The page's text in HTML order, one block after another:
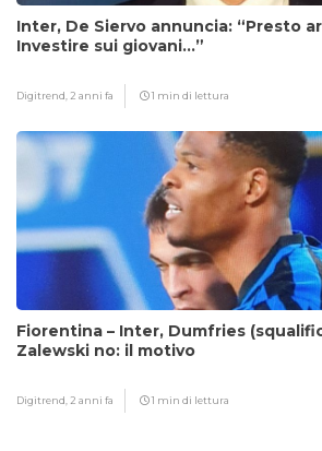
Inter, De Siervo annuncia: “Presto
Investire sui giovani…”
Digitrend, 2 anni fa 1 min di lettura
Fiorentina – Inter, Dumfries
Zalewski no: il motivo
Digitrend, 2 anni fa 1 min di lettura